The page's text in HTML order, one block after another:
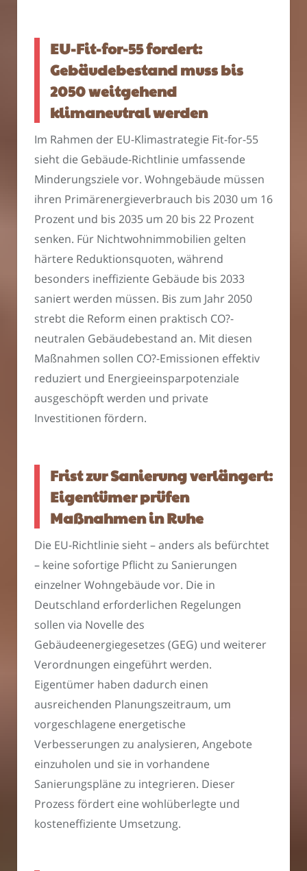
EU-Fit-for-55 fordert:
Gebäudebestand muss bis
2050 weitgehend
klimaneutral werden
Im Rahmen der EU-Klimastrategie Fit-for-55
sieht die Gebäude-Richtlinie umfassende
Minderungsziele vor. Wohngebäude müssen
ihren Primärenergieverbrauch bis 2030 um 16
Prozent und bis 2035 um 20 bis 22 Prozent
senken. Für Nichtwohnimmobilien gelten
härtere Reduktionsquoten, während
besonders ineffiziente Gebäude bis 2033
saniert werden müssen. Bis zum Jahr 2050
strebt die Reform einen praktisch CO?-
neutralen Gebäudebestand an. Mit diesen
Maßnahmen sollen CO?-Emissionen effektiv
reduziert und Energieeinsparpotenziale
ausgeschöpft werden und private
Investitionen fördern.
Frist zur Sanierung verlängert:
Eigentümer prüfen
Maßnahmen in Ruhe
Die EU-Richtlinie sieht – anders als befürchtet
– keine sofortige Pflicht zu Sanierungen
einzelner Wohngebäude vor. Die in
Deutschland erforderlichen Regelungen
sollen via Novelle des
Gebäudeenergiegesetzes (GEG) und weiterer
Verordnungen eingeführt werden.
Eigentümer haben dadurch einen
ausreichenden Planungszeitraum, um
vorgeschlagene energetische
Verbesserungen zu analysieren, Angebote
einzuholen und sie in vorhandene
Sanierungspläne zu integrieren. Dieser
Prozess fördert eine wohlüberlegte und
kosteneffiziente Umsetzung.